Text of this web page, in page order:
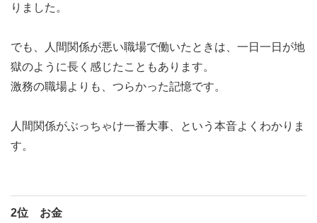
りました。
でも、人間関係が悪い職場で働いたときは、一日一日が地
獄のように長く感じたこともあります。
激務の職場よりも、つらかった記憶です。
人間関係がぶっちゃけ一番大事、という本音よくわかりま
す。
2位 お金